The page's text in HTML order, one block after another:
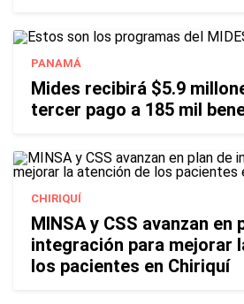
PANAMÁ
Mides recibirá $5.9
tercer pago a 185 mil
CHIRIQUÍ
MINSA y CSS avanzan en
integración para mejorar
los pacientes en Chiriquí